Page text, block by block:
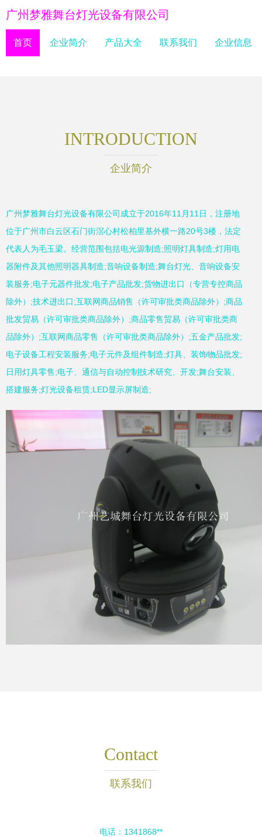
广州梦雅舞台灯光设备有限公司
首页 企业简介 产品大全 联系我们 企业信息
INTRODUCTION
企业简介
广州梦雅舞台灯光设备有限公司成立于2016年11月11日，注册地
位于广州市白云区石门街滘心村松柏里基外横一路20号3楼，法定
代表人为毛玉梁。经营范围包括电光源制造;照明灯具制造;灯用电
器附件及其他照明器具制造;音响设备制造;舞台灯光、音响设备安
装服务;电子元器件批发;电子产品批发;货物进出口（专营专控商品
除外）;技术进出口;互联网商品销售（许可审批类商品除外）;商品
批发贸易（许可审批类商品除外）;商品零售贸易（许可审批类商
品除外）;互联网商品零售（许可审批类商品除外）;五金产品批发;
电子设备工程安装服务;电子元件及组件制造;灯具、装饰物品批发;
日用灯具零售;电子、通信与自动控制技术研究、开发;舞台安装、
搭建服务;灯光设备租赁;LED显示屏制造;
Contact
联系我们
电话：1341868**